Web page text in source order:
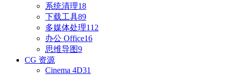
系统清理18
下载工具89
多媒体处理112
办公 Office16
思维导图9
CG 资源
Cinema 4D31